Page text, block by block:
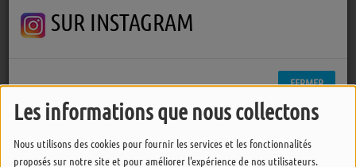
Les informations que nous collectons
Nous utilisons des cookies pour fournir les services et les fonctionnalités
proposés sur notre site et pour améliorer l'expérience de nos utilisateurs.
Service vital menacé sur l'Ile
d'Yeu : l’appel urgent de
Carole Charuau
SUR INSTAGRAM
FERMER